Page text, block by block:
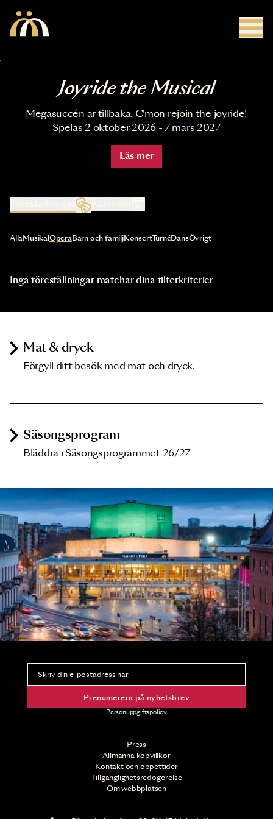
Joyride the Musical
Megasuccén är tillbaka. C'mon rejoin the joyride!
Spelas 2 oktober 2026 - 7 mars 2027
Läs mer
Kalender
Val av kategori uppdaterar innehållet automatiskt
AllaMusikal OperaBarn och familjKonsertTurnéDansÖvrigt
Inga föreställningar matchar dina filterkriterier
Mat & dryck
Förgyll ditt besök med mat och dryck.
Säsongsprogram
Bläddra i Säsongsprogrammet 26/27
Press
Allmänna köpvillkor
Kontakt och öppettider
Tillgänglighetsredogörelse
Om webbplatsen
Nyhetsbrev
Ta del av förhandsinformation och biljettsläpp.
Prenumerera på nyhetsbrev
Personuppgiftspolicy